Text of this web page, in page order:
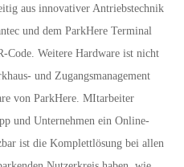
aus innovativer Antriebstechnik
und dem ParkHere Terminal
Code. Weitere Hardware ist nicht
und Zugangsmanagement
von ParkHere. MItarbeiter
und Unternehmen ein Online-
ist die Komplettlösung bei allen